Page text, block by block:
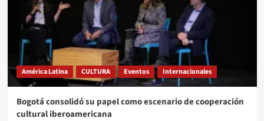
América Latina CULTURA Eventos Internacionales
Bogotá consolidó su papel como escenario de cooperación
cultural iberoamericana